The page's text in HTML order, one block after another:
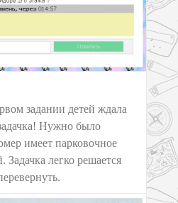
задании детей ждала
Нужно было
имеет парковочное
легко решается